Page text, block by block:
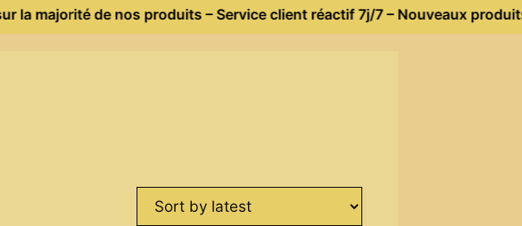
majorité de nos produits – Service client réactif 7j/7 – Nouveaux